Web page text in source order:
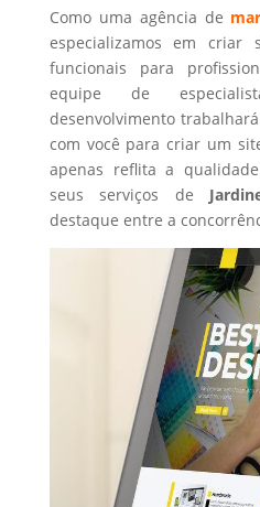
Como uma agência de
especializamos em criar
funcionais para
equipe de
desenvolvimento
com você para criar um
apenas reflita a
seus serviços de
destaque entre a